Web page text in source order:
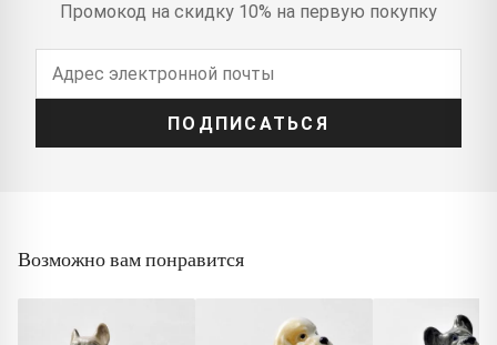
Промокод на скидку 10% на первую покупку
ПОДПИСАТЬСЯ
Возможно вам понравится